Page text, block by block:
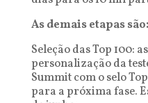
As demais etapas são:
Seleção das Top 100:
personalização da
Summit com o selo
para a próxima fase.